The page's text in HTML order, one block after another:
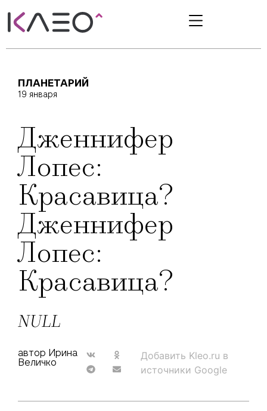
ПЛАНЕТАРИЙ
19 января
Дженнифер
Лопеc:
Красавица?
Дженнифер
Лопеc:
Красавица?
NULL
автор Ирина
Величко
Добавить Kleo.ru в
источники Google